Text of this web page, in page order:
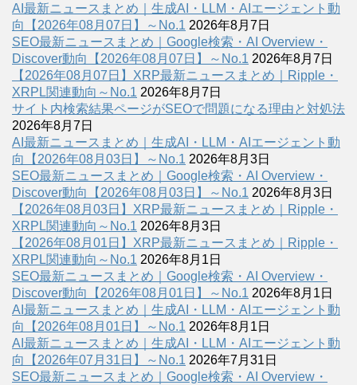
AI最新ニュースまとめ｜生成AI・LLM・AIエージェント動
向【2026年08月07日】～No.1 2026年8月7日
SEO最新ニュースまとめ｜Google検索・AI Overview・
Discover動向【2026年08月07日】～No.1 2026年8月7日
【2026年08月07日】XRP最新ニュースまとめ｜Ripple・
XRPL関連動向～No.1 2026年8月7日
サイト内検索結果ページがSEOで問題になる理由と対処法
2026年8月7日
AI最新ニュースまとめ｜生成AI・LLM・AIエージェント動
向【2026年08月03日】～No.1 2026年8月3日
SEO最新ニュースまとめ｜Google検索・AI Overview・
Discover動向【2026年08月03日】～No.1 2026年8月3日
【2026年08月03日】XRP最新ニュースまとめ｜Ripple・
XRPL関連動向～No.1 2026年8月3日
【2026年08月01日】XRP最新ニュースまとめ｜Ripple・
XRPL関連動向～No.1 2026年8月1日
SEO最新ニュースまとめ｜Google検索・AI Overview・
Discover動向【2026年08月01日】～No.1 2026年8月1日
AI最新ニュースまとめ｜生成AI・LLM・AIエージェント動
向【2026年08月01日】～No.1 2026年8月1日
AI最新ニュースまとめ｜生成AI・LLM・AIエージェント動
向【2026年07月31日】～No.1 2026年7月31日
SEO最新ニュースまとめ｜Google検索・AI Overview・